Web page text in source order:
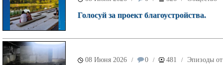
Голосуй за проект благоустройства.
08 Июня 2026 / 0 / 481 / Эпизоды